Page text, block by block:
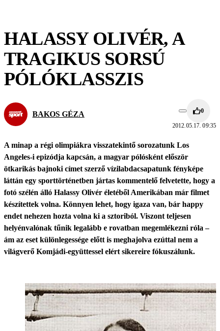
HALASSY OLIVÉR, A
TRAGIKUS SORSÚ
PÓLÓKLASSZIS
BAKOS GÉZA 0
2012.05.17. 09:35
A minap a régi olimpiákra visszatekintő sorozatunk Los
Angeles-i epizódja kapcsán, a magyar pólósként először
ötkarikás bajnoki címet szerző vízilabdacsapatunk fényképe
láttán egy sporttörténetben jártas kommentelő felvetette, hogy a
fotó szélén álló Halassy Olivér életéből Amerikában már filmet
készítettek volna. Könnyen lehet, hogy igaza van, bár happy
endet nehezen hozta volna ki a sztoriból. Viszont teljesen
helyénvalónak tűnik legalább e rovatban megemlékezni róla –
ám az eset különlegessége előtt is meghajolva ezúttal nem a
világverő Komjádi-együttessel elért sikereire fókuszálunk.